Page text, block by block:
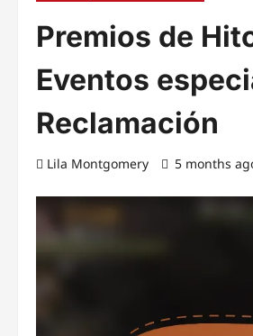
Premios de
Eventos
Reclamación
Lila Montgomery 5 months